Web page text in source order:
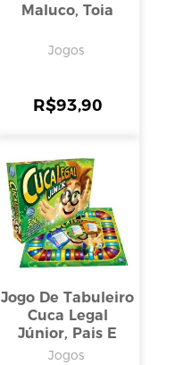
Maluco, Toia
Jogos
R$93,90
Jogo De Tabuleiro
Cuca Legal
Júnior, Pais E
Filhos
Jogos